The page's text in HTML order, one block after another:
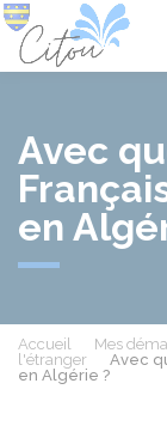
Avec
en
Accueil Mes
l'étranger
Avec
en Algérie ?